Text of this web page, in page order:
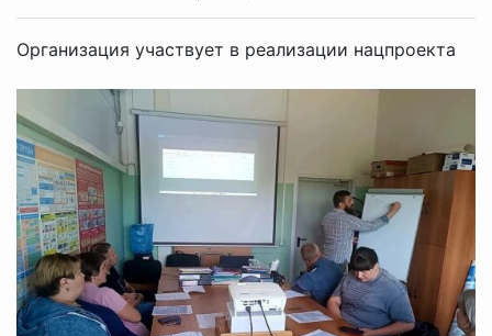
Организация участвует в реализации нацпроекта